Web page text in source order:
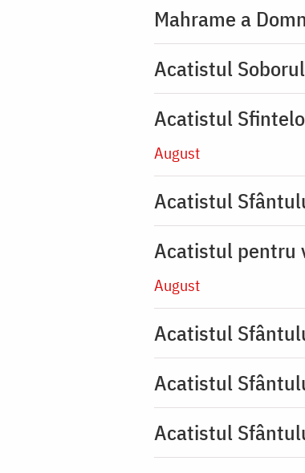
Mahrame a
Acatistul
Acatistul
August
Acatistul
Acatistul pentru
August
Acatistul
Acatistul
Acatistul